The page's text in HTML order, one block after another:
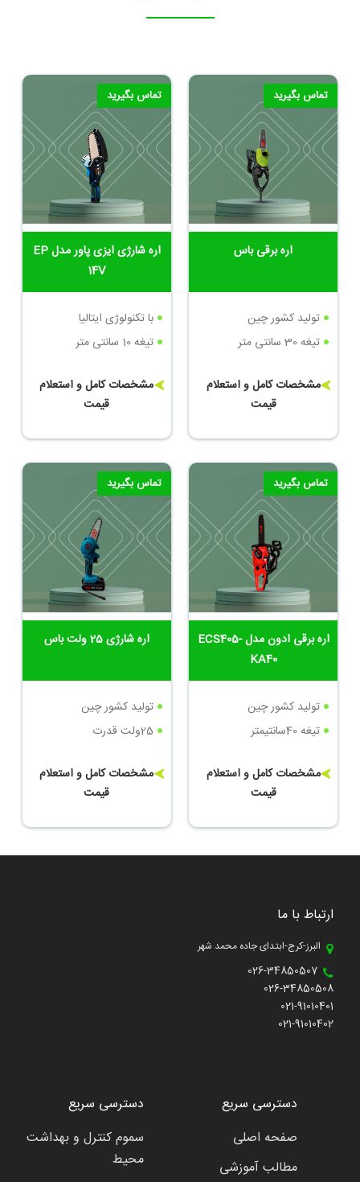
تماس بگیرید
اره شارژی ایزی پاور مدل EP
14V
با تکنولوژی ایتالیا
تیغه 10 سانتی متر
مشخصات کامل و استعلام
قیمت
تماس بگیرید
اره برقی باس
تولید کشور چین
تیغه 30 سانتی متر
مشخصات کامل و استعلام
قیمت
تماس بگیرید
اره شارژی 25 ولت باس
تولید کشور چین
25ولت قدرت
مشخصات کامل و استعلام
قیمت
تماس بگیرید
اره برقی ادون مدل ECS405-
KA40
تولید کشور چین
تیغه 40سانتیمتر
مشخصات کامل و استعلام
قیمت
ارتباط با ما
البرز-کرج-ابتدای جاده محمد شهر
026-34850507
026-34850508
021-91010401
021-91010402
دسترسی سریع
صفحه اصلی
مطالب آموزشی
دسترسی سریع
سموم کنترل و بهداشت
محیط